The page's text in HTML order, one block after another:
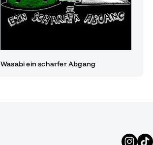
Wasabi ein scharfer Abgang